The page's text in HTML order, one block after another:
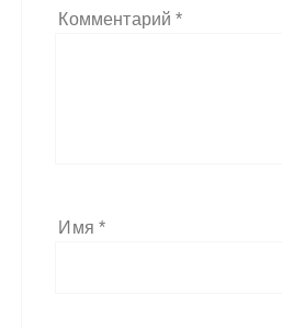
Комментарий*
Имя*